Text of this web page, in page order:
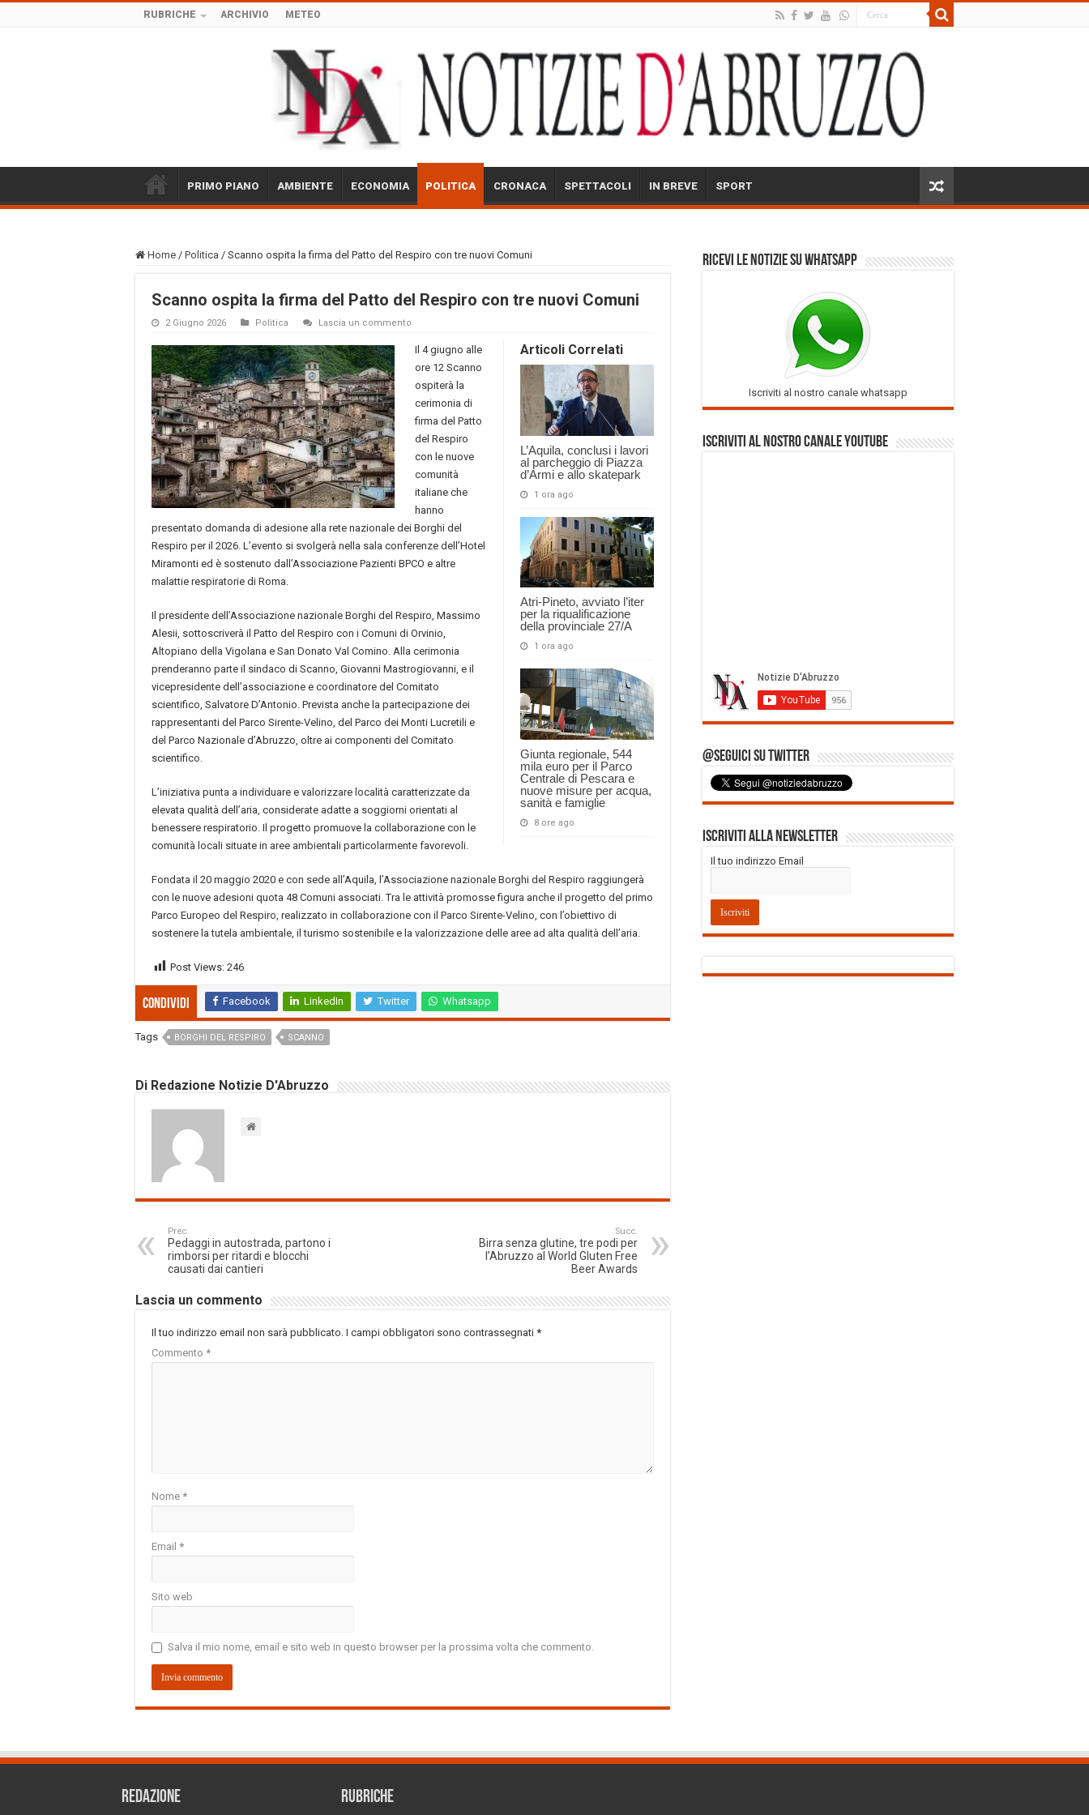
RUBRICHE ARCHIVIO METEO
PRIMO PIANO AMBIENTE ECONOMIA POLITICA CRONACA SPETTACOLI IN BREVE SPORT
Home / Politica / Scanno ospita la firma del Patto del Respiro con tre nuovi Comuni
Scanno ospita la firma del Patto del Respiro con tre nuovi Comuni
2 Giugno 2026 Politica Lascia un commento
Articoli Correlati
L’Aquila, conclusi i lavori
al parcheggio di Piazza
d’Armi e allo skatepark
1 ora ago
Atri-Pineto, avviato l’iter
per la riqualificazione
della provinciale 27/A
1 ora ago
Giunta regionale, 544
mila euro per il Parco
Centrale di Pescara e
nuove misure per acqua,
sanità e famiglie
8 ore ago
Il 4 giugno alle
ore 12 Scanno
ospiterà la
cerimonia di
firma del Patto
del Respiro
con le nuove
comunità
italiane che
hanno
presentato domanda di adesione alla rete nazionale dei Borghi del
Respiro per il 2026. L’evento si svolgerà nella sala conferenze dell’Hotel
Miramonti ed è sostenuto dall’Associazione Pazienti BPCO e altre
malattie respiratorie di Roma.
Il presidente dell’Associazione nazionale Borghi del Respiro, Massimo
Alesii, sottoscriverà il Patto del Respiro con i Comuni di Orvinio,
Altopiano della Vigolana e San Donato Val Comino. Alla cerimonia
prenderanno parte il sindaco di Scanno, Giovanni Mastrogiovanni, e il
vicepresidente dell’associazione e coordinatore del Comitato
scientifico, Salvatore D’Antonio. Prevista anche la partecipazione dei
rappresentanti del Parco Sirente-Velino, del Parco dei Monti Lucretili e
del Parco Nazionale d’Abruzzo, oltre ai componenti del Comitato
scientifico.
L’iniziativa punta a individuare e valorizzare località caratterizzate da
elevata qualità dell’aria, considerate adatte a soggiorni orientati al
benessere respiratorio. Il progetto promuove la collaborazione con le
comunità locali situate in aree ambientali particolarmente favorevoli.
Fondata il 20 maggio 2020 e con sede all’Aquila, l’Associazione nazionale Borghi del Respiro raggiungerà
con le nuove adesioni quota 48 Comuni associati. Tra le attività promosse figura anche il progetto del primo
Parco Europeo del Respiro, realizzato in collaborazione con il Parco Sirente-Velino, con l’obiettivo di
sostenere la tutela ambientale, il turismo sostenibile e la valorizzazione delle aree ad alta qualità dell’aria.
Post Views: 246
Condividi Facebook LinkedIn Twitter Whatsapp
Tags BORGHI DEL RESPIRO SCANNO
Di Redazione Notizie D'Abruzzo
Prec.
Pedaggi in autostrada, partono i
rimborsi per ritardi e blocchi
causati dai cantieri
Succ.
Birra senza glutine, tre podi per
l’Abruzzo al World Gluten Free
Beer Awards
Lascia un commento
Il tuo indirizzo email non sarà pubblicato. I campi obbligatori sono contrassegnati *
Commento *
Nome *
Email *
Sito web
Salva il mio nome, email e sito web in questo browser per la prossima volta che commento.
Ricevi le notizie su Whatsapp
Iscriviti al nostro canale whatsapp
Iscriviti al nostro Canale Youtube
@Seguici su Twitter
Iscriviti alla Newsletter
Il tuo indirizzo Email
REDAZIONE RUBRICHE